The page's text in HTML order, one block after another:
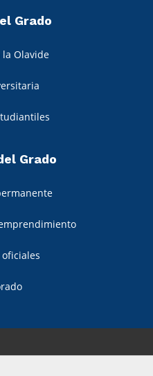
Grado
Olavide
Grado